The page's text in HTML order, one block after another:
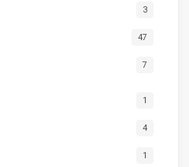
3
47
7
1
4
1